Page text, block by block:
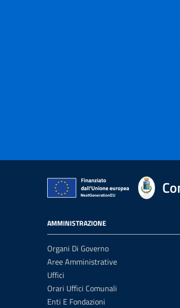
AMMINISTRAZIONE
Organi Di Governo
Aree Amministrative
Uffici
Orari Uffici Comunali
Enti E Fondazioni